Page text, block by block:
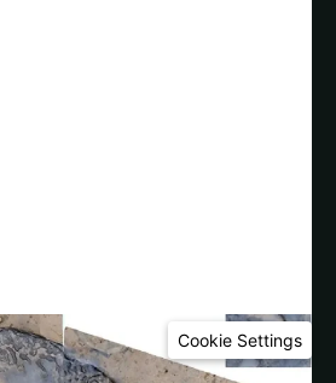
da costa de Norfolk,
trilha preservada de
de cerca de 900.000 anos
que elas foram deixadas
de humanos, talvez
a pisar na Grã-Bretanha.
Cookie Settings